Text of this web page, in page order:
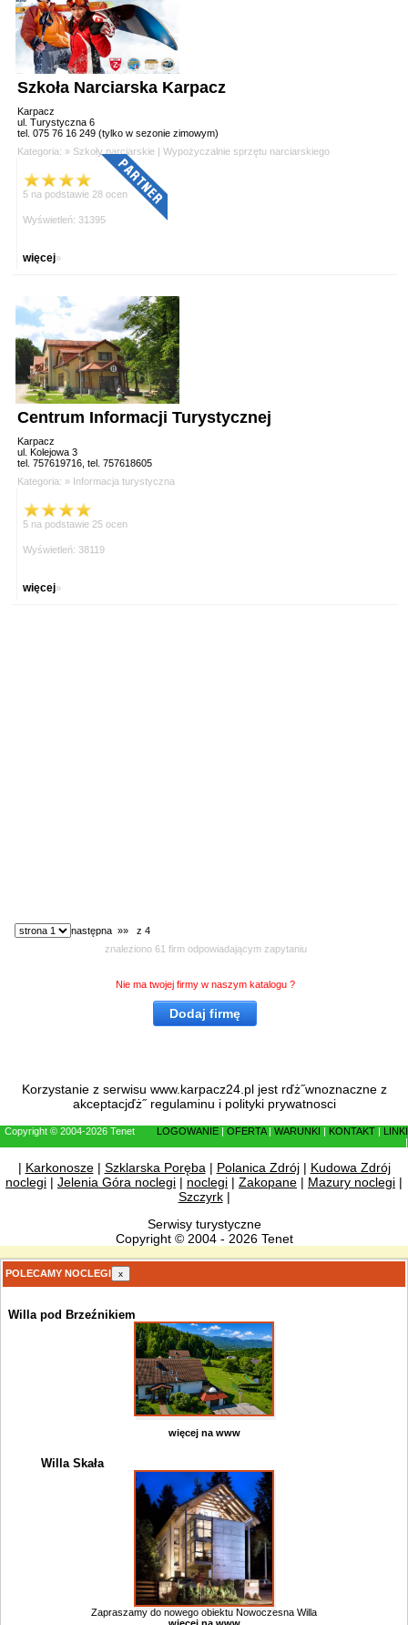
Szkoła Narciarska Karpacz
Karpacz
ul. Turystyczna 6
tel. 075 76 16 249 (tylko w sezonie zimowym)
Kategoria: » Szkoły narciarskie | Wypożyczalnie sprzętu narciarskiego
5 na podstawie 28 ocen
Wyświetleń: 31395
więcej»
Centrum Informacji Turystycznej
Karpacz
ul. Kolejowa 3
tel. 757619716, tel. 757618605
Kategoria: » Informacja turystyczna
5 na podstawie 25 ocen
Wyświetleń: 38119
więcej»
następna »» z 4
znaleziono 61 firm odpowiadającym zapytaniu
Nie ma twojej firmy w naszym katalogu ?
Dodaj firmę
Korzystanie z serwisu www.karpacz24.pl jest rďż˝wnoznaczne z
akceptacjďż˝ regulaminu i polityki prywatnosci
Copyright © 2004-2026 Tenet LOGOWANIE OFERTA| WARUNKI KONTAKT
LINKI
| Karkonosze| Szklarska Poręba| Polanica Zdrój| Kudowa Zdrój
noclegi | Jelenia Góra noclegi | noclegi | Zakopane | Mazury noclegi |
Szczyrk|
Serwisy turystyczne
Copyright © 2004 - 2026 Tenet
POLECAMY NOCLEGI x
Willa pod Brzeźnikiem
więcej na www
Willa Skała
Zapraszamy do nowego obiektu Nowoczesna Willa